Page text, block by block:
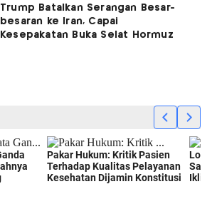
Trump Batalkan Serangan Besar-
besaran ke Iran, Capai
Kesepakatan Buka Selat Hormuz